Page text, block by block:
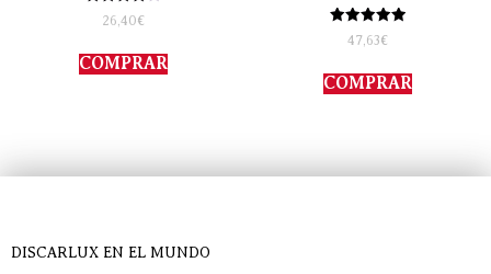
Valorado
con
de 5
26,40€
COMPRAR
Valorado
con
de 5
47,63€
COMPRAR
DISCARLUX EN EL MUNDO